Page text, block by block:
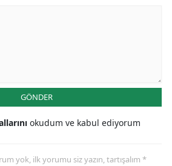
GÖNDER
okudum ve kabul ediyorum
yok, ilk yorumu siz yazın, tartışalım *